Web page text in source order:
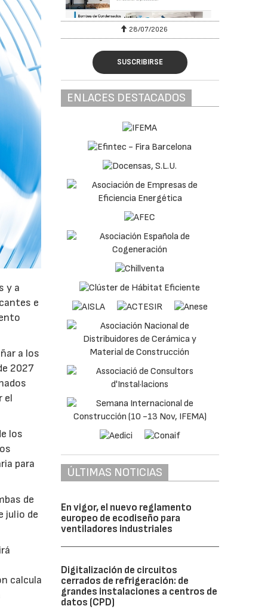
y a
e
a los
2027
el
los
para
de
julio de
calcula
28/07/2026
SUSCRIBIRSE
ENLACES DESTACADOS
ÚLTIMAS NOTICIAS
En vigor, el nuevo reglamento
europeo de ecodiseño para
ventiladores industriales
Digitalización de circuitos
cerrados de refrigeración: de
grandes instalaciones a centros de
datos (CPD)